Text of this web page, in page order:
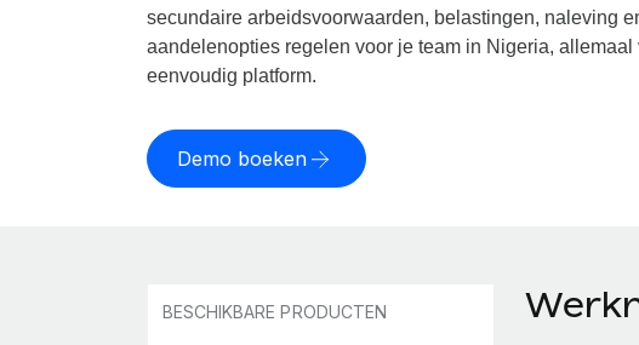
secundaire arbeidsvoorwaarden, belastingen, naleving
aandelenopties regelen voor je team in Nigeria, allemaal
eenvoudig platform.
Demo boeken
BESCHIKBARE PRODUCTEN